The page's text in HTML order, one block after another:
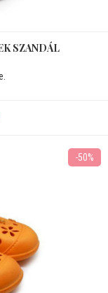
SZANDÁL
-50%